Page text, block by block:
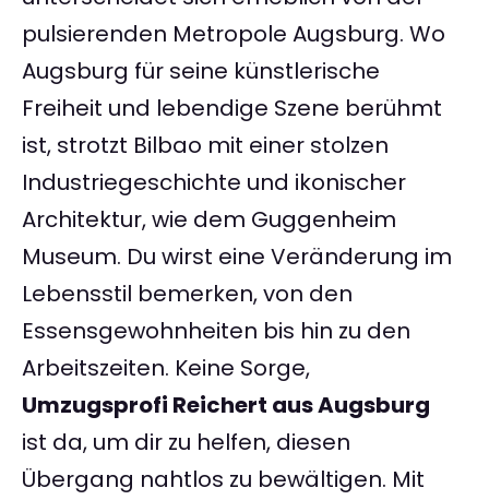
pulsierenden Metropole Augsburg. Wo
Augsburg für seine künstlerische
Freiheit und lebendige Szene berühmt
ist, strotzt Bilbao mit einer stolzen
Industriegeschichte und ikonischer
Architektur, wie dem Guggenheim
Museum. Du wirst eine Veränderung im
Lebensstil bemerken, von den
Essensgewohnheiten bis hin zu den
Arbeitszeiten. Keine Sorge,
Umzugsprofi Reichert aus Augsburg
ist da, um dir zu helfen, diesen
Übergang nahtlos zu bewältigen. Mit